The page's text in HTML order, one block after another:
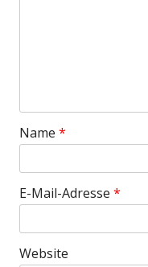
Name *
E-Mail-Adresse *
Website